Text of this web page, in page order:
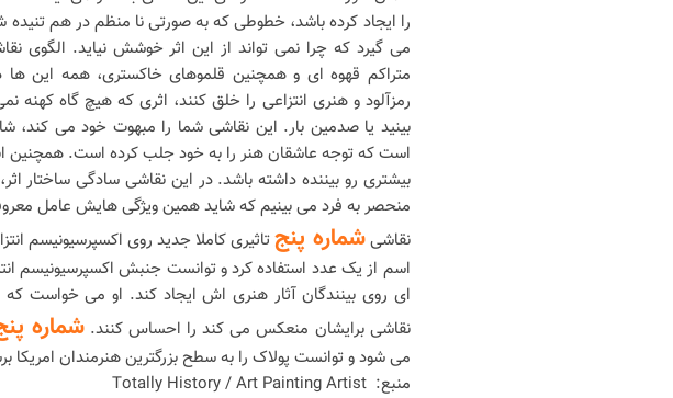
را ایجاد کرده باشد، خطوطی که به صورتی نا منظم در هم
می گیرد که چرا نمی تواند از این اثر خوشش نیاید.
متراکم قهوه ای و همچنین قلموهای خاکستری، همه این ها
رمزآلود و هنری انتزاعی را خلق کنند، اثری که هیچ گاه کهنه
بینید یا صدمین بار. این نقاشی شما را مبهوت خود می کند،
است که توجه عاشقان هنر را به خود جلب کرده است. همچنین
بیشتری رو بیننده داشته باشد. در این نقاشی سادگی ساختار
منحصر به فرد می بینیم که شاید همین ویژگی هایش عامل
نقاشیشماره پنجتاثیری کاملا جدید روی اکسپرسیونیسم
اسم از یک عدد استفاده کرد و توانست جنبش اکسپرسیونیسم
ای روی بینندگان آثار هنری اش ایجاد کند. او می خواست
نقاشی برایشان منعکس می کند را احساس کنند.شماره
می شود و توانست پولاک را به سطح بزرگترین هنرمندان امریکا
منبع: Totally History / Art Painting Artist